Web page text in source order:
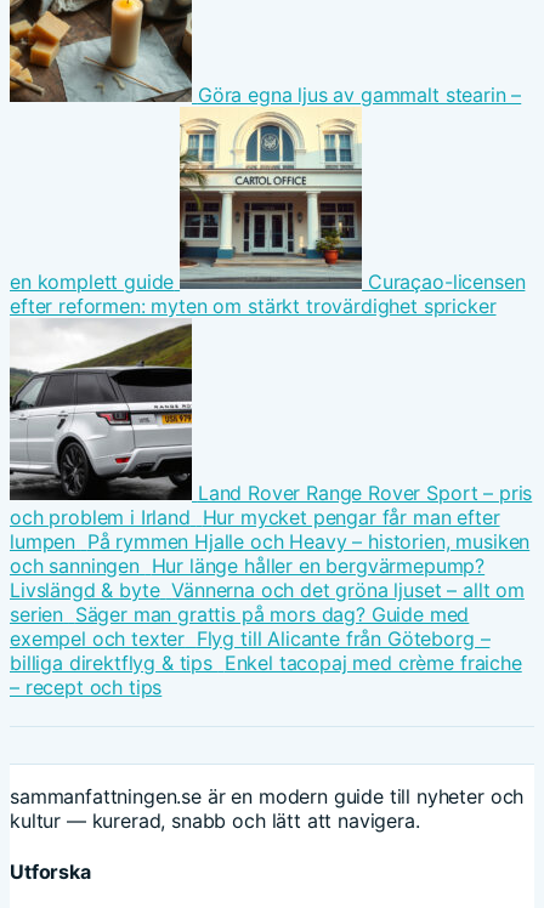
Göra egna ljus av gammalt stearin –
en komplett guide
Curaçao-licensen
efter reformen: myten om stärkt trovärdighet spricker
Land Rover Range Rover Sport – pris
och problem i Irland Hur mycket pengar får man efter
lumpen På rymmen Hjalle och Heavy – historien, musiken
och sanningen Hur länge håller en bergvärmepump?
Livslängd & byte Vännerna och det gröna ljuset – allt om
serien Säger man grattis på mors dag? Guide med
exempel och texter Flyg till Alicante från Göteborg –
billiga direktflyg & tips Enkel tacopaj med crème fraiche
– recept och tips
sammanfattningen.se är en modern guide till nyheter och
kultur — kurerad, snabb och lätt att navigera.
Utforska